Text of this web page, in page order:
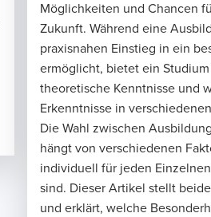
Möglichkeiten und Chancen
Zukunft. Während eine
praxisnahen Einstieg in ein
ermöglicht, bietet ein
theoretische Kenntnisse und
Erkenntnisse in
Die Wahl zwischen
hängt von verschiedenen
individuell für jeden
sind. Dieser Artikel stellt
und erklärt, welche